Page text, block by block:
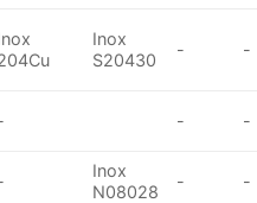
Inox
S20430
- -
- -
Inox
N08028
- -